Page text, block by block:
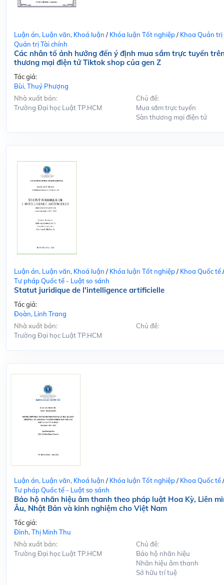
Luận án, Luận văn, Khoá luận / Khóa luận Tốt nghiệp/ Khoa Quản trị
Quản trị Tài chính
Các nhân tố ảnh hưởng đến ý định mua sắm trực tuyến
thương mại điện tử Tiktok shop của gen Z
Tác giả:
Bùi, Thuý Phượng
Nhà xuất bản:
Trường Đại học Luật TP.HCM
Chủ đề:
Mua sắm trực tuyến
Sàn thương mại điện tử
Luận án, Luận văn, Khoá luận / Khóa luận Tốt nghiệp/ Khoa Quốc tế/
Tư pháp Quốc tế - Luật so sánh
Statut juridique de l'intelligence artificielle
Tác giả:
Đoàn, Linh Trang
Nhà xuất bản:
Trường Đại học Luật TP.HCM
Chủ đề:
Luận án, Luận văn, Khoá luận / Khóa luận Tốt nghiệp/ Khoa Quốc tế/
Tư pháp Quốc tế - Luật so sánh
Bảo hộ nhãn hiệu âm thanh theo pháp luật Hoa Kỳ, Liên
Âu, Nhật Bản và kinh nghiệm cho Việt Nam
Tác giả:
Đinh, Thị Minh Thu
Nhà xuất bản:
Trường Đại học Luật TP.HCM
Chủ đề:
Bảo hộ nhãn hiệu
Nhãn hiệu âm thanh
Sở hữu trí tuệ